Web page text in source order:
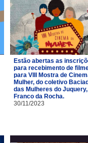
Estão abertas as
para recebimento de
para VIII Mostra de
Mulher, do coletivo
das Mulheres do
Franco da Rocha.
30/11/2023